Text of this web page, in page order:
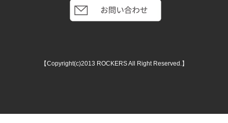
【Copyright(c)2013 ROCKERS All Right Reserved.】